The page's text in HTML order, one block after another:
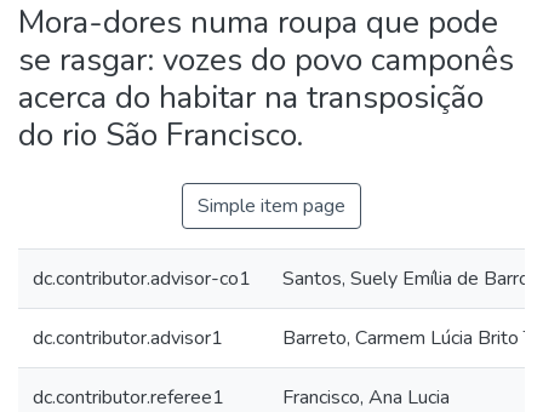
Mora-dores numa roupa que pode
se rasgar: vozes do povo camponês
acerca do habitar na transposição
do rio São Francisco.
Simple item page
dc.contributor.advisor-co1 Santos, Suely Emília de Barros
dc.contributor.advisor1 Barreto, Carmem Lúcia Brito
dc.contributor.referee1 Francisco, Ana Lucia